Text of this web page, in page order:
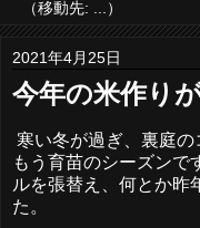
2021年4月25日
今年の米作り
寒い冬が過ぎ、裏庭の
もう育苗のシーズンで
ルを張替え、何とか昨
た。